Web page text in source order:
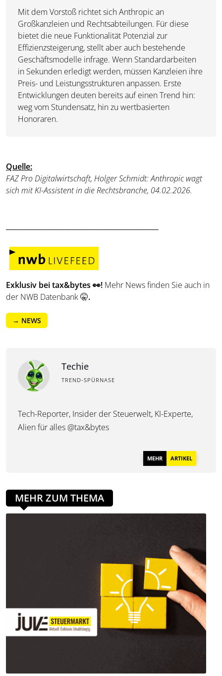
Mit dem Vorstoß richtet sich Anthropic an
Großkanzleien und Rechtsabteilungen. Für diese
bietet die neue Funktionalität Potenzial zur
Effizienzsteigerung, stellt aber auch bestehende
Geschäftsmodelle infrage. Wenn Standardarbeiten
in Sekunden erledigt werden, müssen Kanzleien ihre
Preis- und Leistungsstrukturen anpassen. Erste
Entwicklungen deuten bereits auf einen Trend hin:
weg vom Stundensatz, hin zu wertbasierten
Honoraren.
Quelle:
FAZ Pro Digitalwirtschaft, Holger Schmidt:Anthropic wagt
sich mit KI-Assistent in die Rechtsbranche, 04.02.2026.
Exklusiv bei tax&bytes 👀! Mehr News finden Sie auch in
der NWB Datenbank 🤫.
→ NEWS
Techie
TREND-SPÜRNASE
Tech-Reporter, Insider der Steuerwelt, KI-Experte,
Alien für alles @tax&bytes
MEHR ARTIKEL
MEHR ZUM THEMA